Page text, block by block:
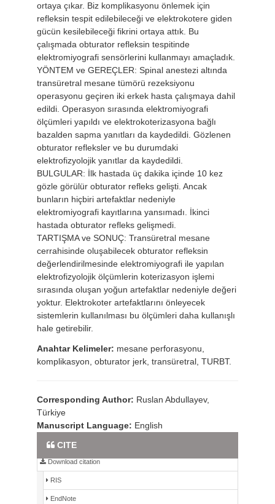
ortaya çıkar. Biz komplikasyonu önlemek için
refleksin tespit edilebileceği ve elektrokotere giden
gücün kesilebileceği fikrini ortaya attık. Bu
çalışmada obturator refleksin tespitinde
elektromiyografi sensörlerini kullanmayı amaçladık.
YÖNTEM ve GEREÇLER: Spinal anestezi altında
transüretral mesane tümörü rezeksiyonu
operasyonu geçiren iki erkek hasta çalışmaya dahil
edildi. Operasyon sırasında elektromiyografi
ölçümleri yapıldı ve elektrokoterizasyona bağlı
bazalden sapma yanıtları da kaydedildi. Gözlenen
obturator refleksler ve bu durumdaki
elektrofizyolojik yanıtlar da kaydedildi.
BULGULAR: İlk hastada üç dakika içinde 10 kez
gözle görülür obturator refleks gelişti. Ancak
bunların hiçbiri artefaktlar nedeniyle
elektromiyografi kayıtlarına yansımadı. İkinci
hastada obturator refleks gelişmedi.
TARTIŞMA ve SONUÇ: Transüretral mesane
cerrahisinde oluşabilecek obturator refleksin
değerlendirilmesinde elektromiyografi ile yapılan
elektrofizyolojik ölçümlerin koterizasyon işlemi
sırasında oluşan yoğun artefaktlar nedeniyle değeri
yoktur. Elektrokoter artefaktlarını önleyecek
sistemlerin kullanılması bu ölçümleri daha kullanışlı
hale getirebilir.
Anahtar Kelimeler: mesane perforasyonu,
komplikasyon, obturator jerk, transüretral, TURBT.
Corresponding Author: Ruslan Abdullayev,
Türkiye
Manuscript Language: English
CITE
Full Text PDF
Download citation
RIS
EndNote